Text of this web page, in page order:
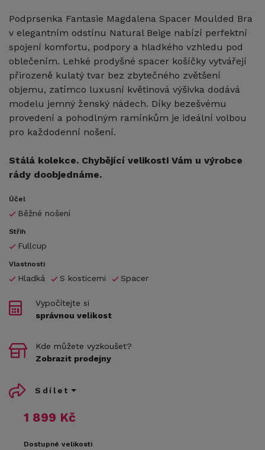
Podprsenka Fantasie Magdalena Spacer Moulded Bra
v elegantním odstínu Natural Beige nabízí perfektní
spojení komfortu, podpory a hladkého vzhledu pod
oblečením. Lehké prodyšné spacer košíčky vytvářejí
přirozeně kulatý tvar bez zbytečného zvětšení
objemu, zatímco luxusní květinová výšivka dodává
modelu jemný ženský nádech. Díky bezešvému
provedení a pohodlným ramínkům je ideální volbou
pro každodenní nošení.
Stálá kolekce. Chybějící velikosti Vám u výrobce
rády doobjednáme.
Účel
Běžné nošení
Střih
Fullcup
Vlastnosti
Hladká S kosticemi Spacer
1 899 Kč
Dostupné velikosti
Vypočítejte si
správnou velikost
Kde můžete vyzkoušet?
Zobrazit prodejny
Sdílet